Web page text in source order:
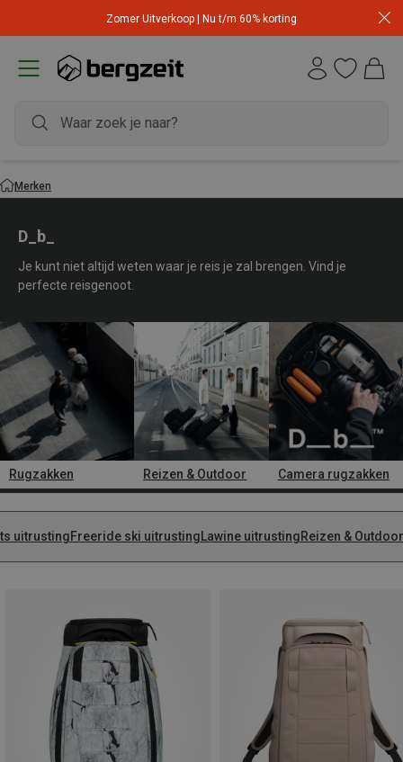
Zomer Uitverkoop | Nu t/m 60% korting
Merken
D_b_
Je kunt niet altijd weten waar je reis je zal brengen. Vind je
perfecte reisgenoot.
Rugzakken Reizen & Outdoor Camera rugzakken
uitrustingFreeride ski uitrustingLawine uitrustingReizen & Outdoor